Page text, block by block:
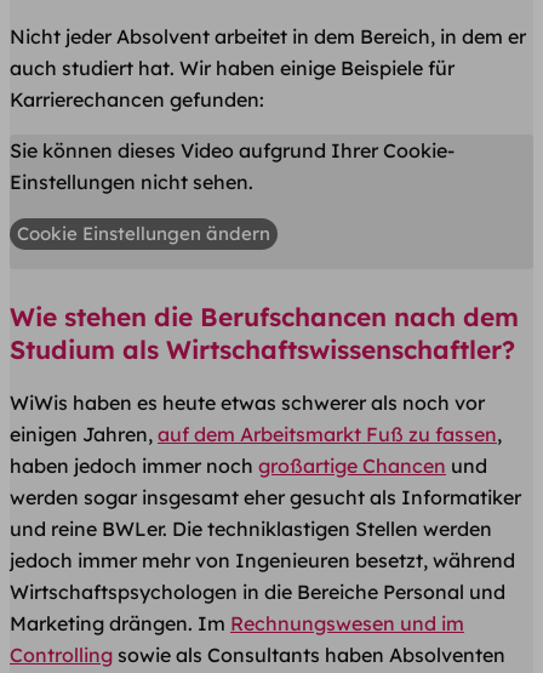
Nicht jeder Absolvent arbeitet in dem Bereich, in dem er
auch studiert hat. Wir haben einige Beispiele für
Karrierechancen gefunden:
Sie können dieses Video aufgrund Ihrer Cookie-
Einstellungen nicht sehen.
Cookie Einstellungen ändern
Wie stehen die Berufschancen nach dem
Studium als Wirtschaftswissenschaftler?
WiWis haben es heute etwas schwerer als noch vor
einigen Jahren, auf dem Arbeitsmarkt Fuß zu fassen,
haben jedoch immer noch großartige Chancen und
werden sogar insgesamt eher gesucht als Informatiker
und reine BWLer. Die techniklastigen Stellen werden
jedoch immer mehr von Ingenieuren besetzt, während
Wirtschaftspsychologen in die Bereiche Personal und
Marketing drängen. Im Rechnungswesen und im
Controlling sowie als Consultants haben Absolventen